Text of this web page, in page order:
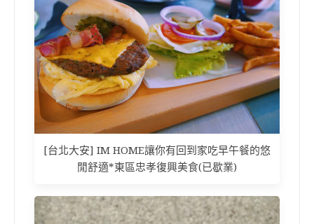
[台北大安] IM HOME讓你有回到家吃早午餐的悠
閒舒適*東區忠孝復興美食(已歇業)